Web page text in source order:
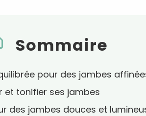
Sommaire
pour des jambes
et tonifier ses jambes
des jambes douces et